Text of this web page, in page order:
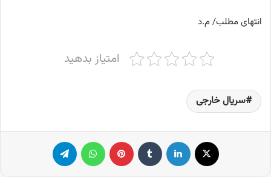
انتهای مطلب/ م.د
امتیاز بدهید
سریال خارجی
لینکدین ‫تامبلر پینترست